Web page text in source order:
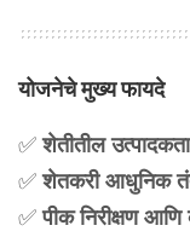
योजनेचे मुख्य फायदे
✅शेतीतील
✅शेतकरी आधुनिक
✅पीक निरीक्षण